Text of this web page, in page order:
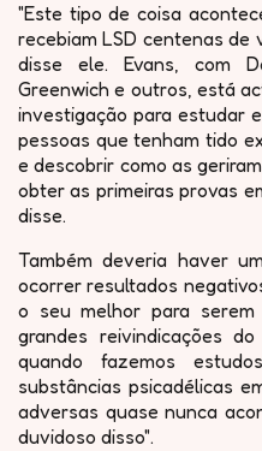
"Este tipo de coisa
recebiam LSD centenas
disse ele. Evans, com
Greenwich e outros, está
investigação para estudar
pessoas que tenham tido
e descobrir como as
obter as primeiras provas
disse.
Também deveria haver
ocorrer resultados
o seu melhor para serem
grandes reivindicações
quando fazemos
substâncias psicadélicas
adversas quase nunca
duvidoso disso".